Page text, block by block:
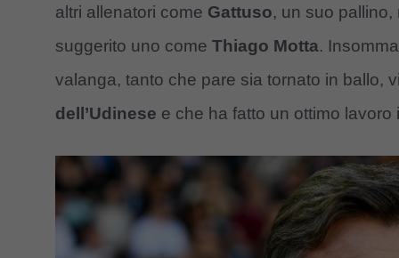
altri allenatori come Gattuso, un suo pallino,
suggerito uno come Thiago Motta.
valanga, tanto che pare sia tornato in ballo,
dell’Udinese e che ha fatto un ottimo lavoro